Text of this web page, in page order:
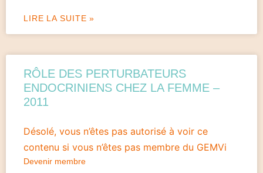
LIRE LA SUITE »
RÔLE DES PERTURBATEURS
ENDOCRINIENS CHEZ LA FEMME –
2011
Désolé, vous n’êtes pas autorisé à voir ce
contenu si vous n’êtes pas membre du GEMVi
Devenir membre